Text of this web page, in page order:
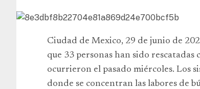
Ciudad de Mexico, 29 de junio de
que 33 personas han sido
ocurrieron el pasado miércoles. Los
donde se concentran las labores de